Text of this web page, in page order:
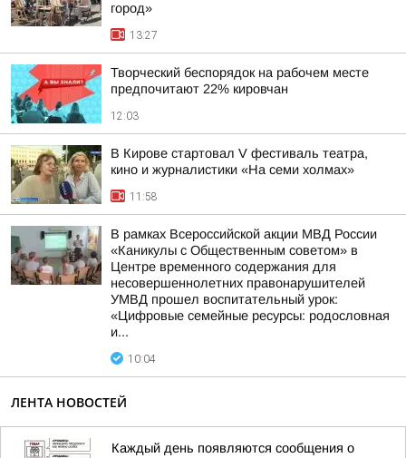
город»
13:27
Творческий беспорядок на рабочем месте
предпочитают 22% кировчан
12:03
В Кирове стартовал V фестиваль театра,
кино и журналистики «На семи холмах»
11:58
В рамках Всероссийской акции МВД России
«Каникулы с Общественным советом» в
Центре временного содержания для
несовершеннолетних правонарушителей
УМВД прошел воспитательный урок:
«Цифровые семейные ресурсы: родословная
и...
10:04
ЛЕНТА НОВОСТЕЙ
Каждый день появляются сообщения о